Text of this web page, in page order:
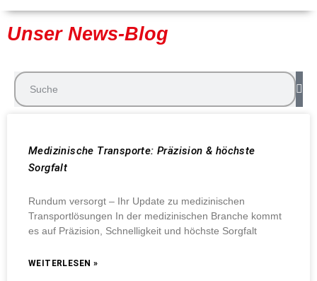
Unser News-Blog
Medizinische Transporte: Präzision & höchste
Sorgfalt
Rundum versorgt – Ihr Update zu medizinischen
Transportlösungen In der medizinischen Branche kommt
es auf Präzision, Schnelligkeit und höchste Sorgfalt
WEITERLESEN »